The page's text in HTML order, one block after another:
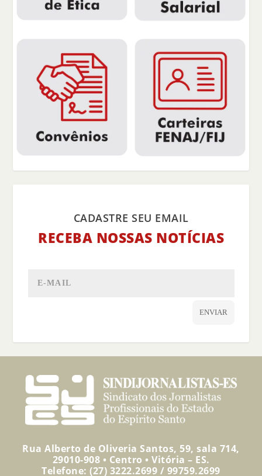
CADASTRE SEU EMAIL
RECEBA NOSSAS NOTÍCIAS
ENVIAR
Rua Alberto de Oliveria Santos, 59, sala 714,
29010-908 • Centro • Vitória – ES.
Telefone: (27) 3222.2699 / 99759.2699